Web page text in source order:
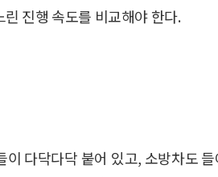
진행 속도를 비교해야 한다.
다닥다닥 붙어 있고, 소방차도